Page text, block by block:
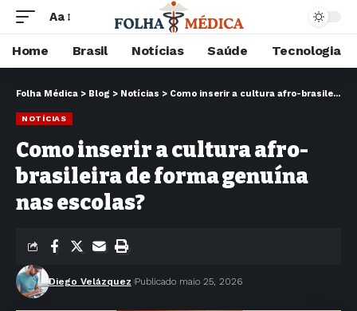
Aa
Home Brasil Notícias Saúde Tecnologia
Folha Médica > Blog > Notícias > Como inserir a cultura afro-brasileira de forma genuína nas escolas?
NOTÍCIAS
Como inserir a cultura afro-
brasileira de forma genuína
nas escolas?
Diego Velázquez Publicado maio 25, 2026